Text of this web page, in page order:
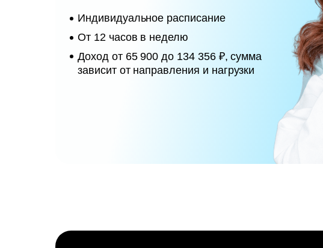
Индивидуальное расписание
От 12 часов в неделю
Доход от 65 900 до 134 356 ₽, сумма
зависит от направления и нагрузки